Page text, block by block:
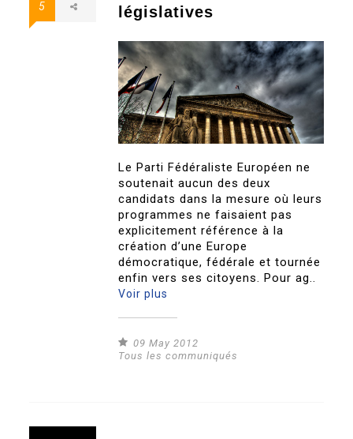
5
législatives
Le Parti Fédéraliste Européen ne
soutenait aucun des deux
candidats dans la mesure où leurs
programmes ne faisaient pas
explicitement référence à la
création d’une Europe
démocratique, fédérale et tournée
enfin vers ses citoyens. Pour ag..
Voir plus
09 May 2012
Tous les communiqués